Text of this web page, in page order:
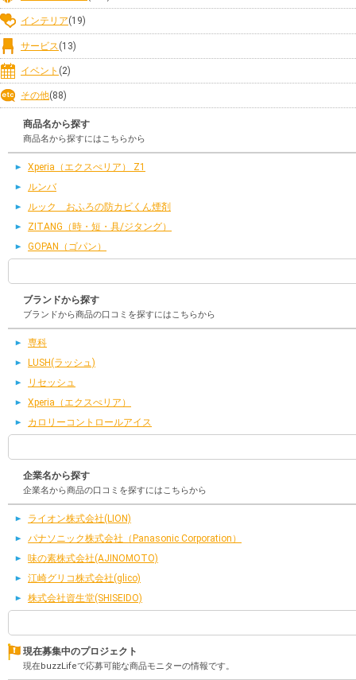
インテリア(19)
サービス (13)
イベント (2)
その他(88)
商品名から探す
商品名から探すにはこちらから
Xperia（エクスぺリア） Z1
ルンバ
ルック おふろの防カビくん煙剤
ZITANG（時・短・具/ジタング）
GOPAN（ゴパン）
ブランドから探す
ブランドから商品の口コミを探すにはこちらから
専科
LUSH(ラッシュ)
リセッシュ
Xperia（エクスぺリア）
カロリーコントロールアイス
企業名から探す
企業名から商品の口コミを探すにはこちらから
ライオン株式会社(LION)
パナソニック株式会社（Panasonic Corporation）
味の素株式会社(AJINOMOTO)
江崎グリコ株式会社(glico)
株式会社資生堂(SHISEIDO)
現在募集中のプロジェクト
現在buzzLifeで応募可能な商品モニターの情報です。